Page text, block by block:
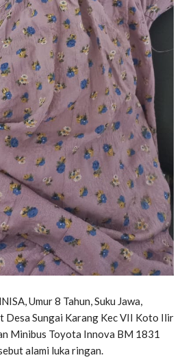
Umur 8 Tahun, Suku Jawa,
Desa Sungai Karang Kec VII Koto Ilir
Minibus Toyota Innova BM 1831
alami luka ringan.